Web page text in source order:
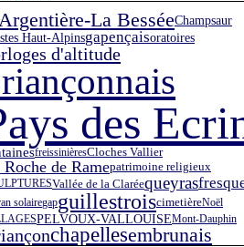
La BesséeChampsaur
Haut-Alpinsgapençaisoratoires
d'altitude
des
freissinièresCloches Vallier
de Ramepatrimoine religieux
Vallée de la Claréequeyras
solairegapguillestroiscimetièreNoël
PELVOUX-VALLOUISEMont-Dauphin
chapellesembrunais